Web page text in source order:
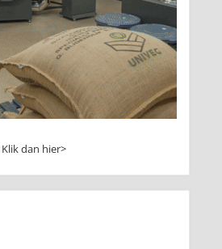
Klik dan hier>